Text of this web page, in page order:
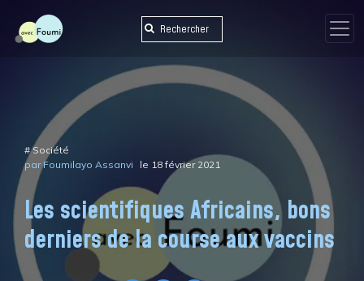
content
#Société
par Foumilayo Assanvi
le 18 février 2021
Les scientifiques Africains, bons
derniers de la course aux vaccins